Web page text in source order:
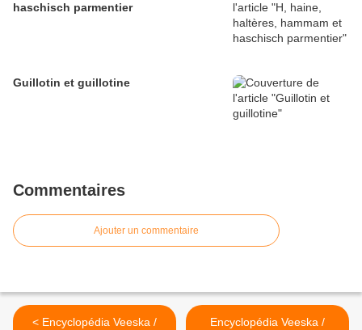
haschisch parmentier
Guillotin et guillotine
Commentaires
Ajouter un commentaire
< Encyclopédia Veeska /
Encyclopédia Veeska /